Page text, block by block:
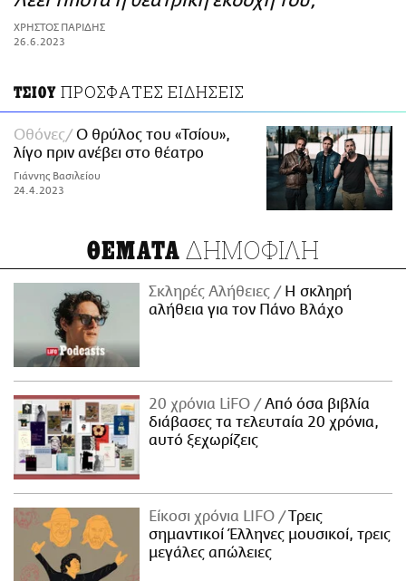
ΑΜΠΑ
PRINT
ΧΡΗΣΤΟΣ ΠΑΡΙΔΗΣ
26.6.2023
ΤΣΙΟΥ ΠΡΟΣΦΑΤΕΣ ΕΙΔΗΣΕΙΣ
Οθόνες
Ο θρύλος του «Τσίου»,
λίγο πριν ανέβει στο θέατρο
Γιάννης Βασιλείου
24.4.2023
ΘΕΜΑΤΑ ΔΗΜΟΦΙΛΗ
Σκληρές Αλήθειες
H σκληρή
αλήθεια για τον Πάνο Βλάχο
20 χρόνια LiFO
Από όσα βιβλία
διάβασες τα τελευταία 20 χρόνια,
αυτό ξεχωρίζεις
Είκοσι χρόνια LIFO
Tρεις
σημαντικοί Έλληνες μουσικοί, τρεις
μεγάλες απώλειες